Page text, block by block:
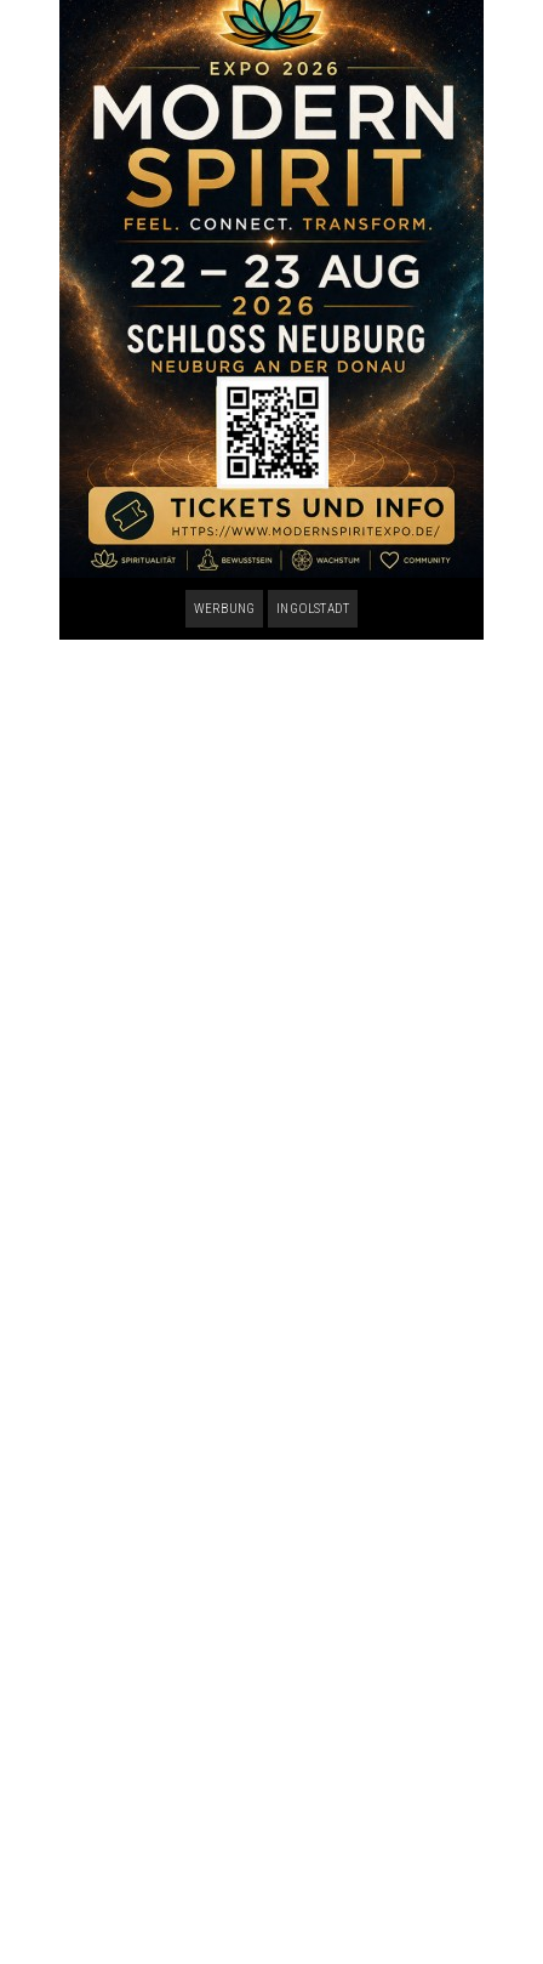
WERBUNG INGOLSTADT